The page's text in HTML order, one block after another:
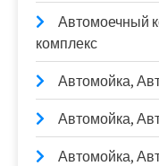
Автомоечный
комплекс
Автомойка,
Автомойка,
Автомойка,